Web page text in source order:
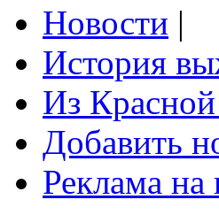
Новости |
История
Из
Добавить
Реклама на